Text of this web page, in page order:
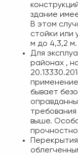
здание
В этом
стойки или
м до 4,3,2 м.
Для
районах ,
бывает
выше.